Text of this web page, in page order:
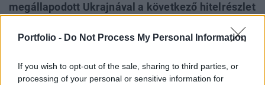
Portfolio - Do Not Process My Personal Information
If you wish to opt-out of the sale, sharing to third parties, or
processing of your personal or sensitive information for
megállapodott Ukrajnával a következő hitelrészlet
parlamentje nem fogadta el a szervezet által kért
belföldi ellenállás pedig folyamatosan erősödik.